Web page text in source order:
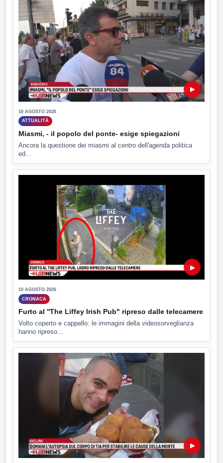
▶
10 AGOSTO 2026
ATTUALITÀ
Miasmi, - il popolo del ponte- esige spiegazioni
Ancora la questione dei miasmi al centro dell'agenda politica
ed...
▶
10 AGOSTO 2026
CRONACA
Furto al ''The Liffey Irish Pub" ripreso dalle telecamere
Volto coperto e cappello: le immagini della videosorveglianza
hanno ripreso...
▶